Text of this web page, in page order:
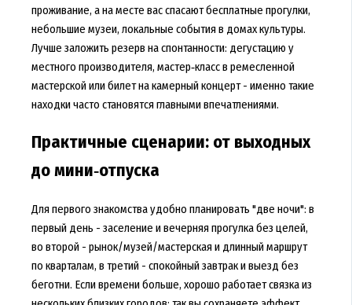
проживание, а на месте вас спасают бесплатные прогулки,
небольшие музеи, локальные события в домах культуры.
Лучше заложить резерв на спонтанности: дегустацию у
местного производителя, мастер‑класс в ремесленной
мастерской или билет на камерный концерт - именно такие
находки часто становятся главными впечатлениями.
Практичные сценарии: от выходных
до мини‑отпуска
Для первого знакомства удобно планировать "две ночи": в
первый день - заселение и вечерняя прогулка без целей,
во второй - рынок/музей/мастерская и длинный маршрут
по кварталам, в третий - спокойный завтрак и выезд без
беготни. Если времени больше, хорошо работает связка из